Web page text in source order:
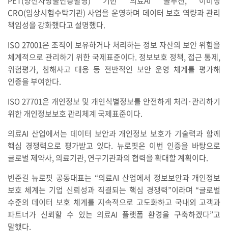
CRO(임상시험수탁기관) 사업을 운영하며 데이터 보호 역량과 관리
책임성을 강화했다고 설명했다.
ISO 27001은 조직이 보유하거나 처리하는 정보 자산의 보안 위험을
체계적으로 관리하기 위한 국제표준이다. 정보보호 정책, 접근 통제,
위험평가, 침해사고 대응 등 전반적인 보안 운영 체계를 평가해
인증을 부여한다.
ISO 27701은 개인정보 및 개인식별정보를 안전하게 처리·관리하기
위한 개인정보보호 관리체계 국제표준이다.
의료AI 산업에서는 데이터 보안과 개인정보 보호가 기술력과 함께
핵심 경쟁력으로 평가받고 있다. 뉴로핏은 이번 인증을 바탕으로
글로벌 제약사, 의료기관, 연구기관과의 협력을 확대할 계획이다.
빈준길 뉴로핏 공동대표는 “의료AI 산업에서 정보보안과 개인정보
보호 체계는 기업 신뢰성과 직결되는 핵심 경쟁력”이라며 “글로벌
수준의 데이터 보호 체계를 지속적으로 고도화하고 국내외 고객과
파트너가 신뢰할 수 있는 의료AI 플랫폼 환경을 구축하겠다”고
말했다.